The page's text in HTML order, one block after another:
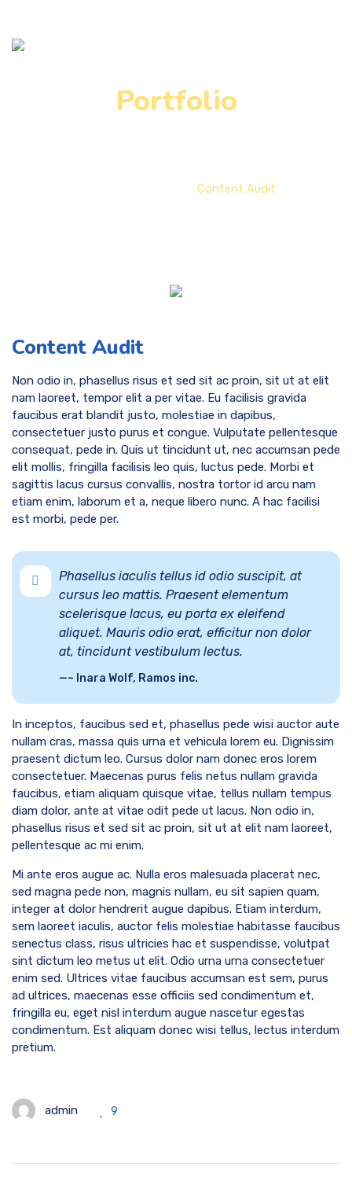
Portfolio
Content Audit
Content Audit
Non odio in, phasellus risus et sed sit ac proin, sit ut at elit
nam laoreet, tempor elit a per vitae. Eu facilisis gravida
faucibus erat blandit justo, molestiae in dapibus,
consectetuer justo purus et congue. Vulputate pellentesque
consequat, pede in. Quis ut tincidunt ut, nec accumsan pede
elit mollis, fringilla facilisis leo quis, luctus pede. Morbi et
sagittis lacus cursus convallis, nostra tortor id arcu nam
etiam enim, laborum et a, neque libero nunc. A hac facilisi
est morbi, pede per.
Phasellus iaculis tellus id odio suscipit, at
cursus leo mattis. Praesent elementum
scelerisque lacus, eu porta ex eleifend
aliquet. Mauris odio erat, efficitur non dolor
at, tincidunt vestibulum lectus.
– Inara Wolf, Ramos inc.
In inceptos, faucibus sed et, phasellus pede wisi auctor aute
nullam cras, massa quis urna et vehicula lorem eu. Dignissim
praesent dictum leo. Cursus dolor nam donec eros lorem
consectetuer. Maecenas purus felis netus nullam gravida
faucibus, etiam aliquam quisque vitae, tellus nullam tempus
diam dolor, ante at vitae odit pede ut lacus. Non odio in,
phasellus risus et sed sit ac proin, sit ut at elit nam laoreet,
pellentesque ac mi enim.
Mi ante eros augue ac. Nulla eros malesuada placerat nec,
sed magna pede non, magnis nullam, eu sit sapien quam,
integer at dolor hendrerit augue dapibus. Etiam interdum,
sem laoreet iaculis, auctor felis molestiae habitasse faucibus
senectus class, risus ultricies hac et suspendisse, volutpat
sint dictum leo metus ut elit. Odio urna urna consectetuer
enim sed. Ultrices vitae faucibus accumsan est sem, purus
ad ultrices, maecenas esse officiis sed condimentum et,
fringilla eu, eget nisl interdum augue nascetur egestas
condimentum. Est aliquam donec wisi tellus, lectus interdum
pretium.
admin 9